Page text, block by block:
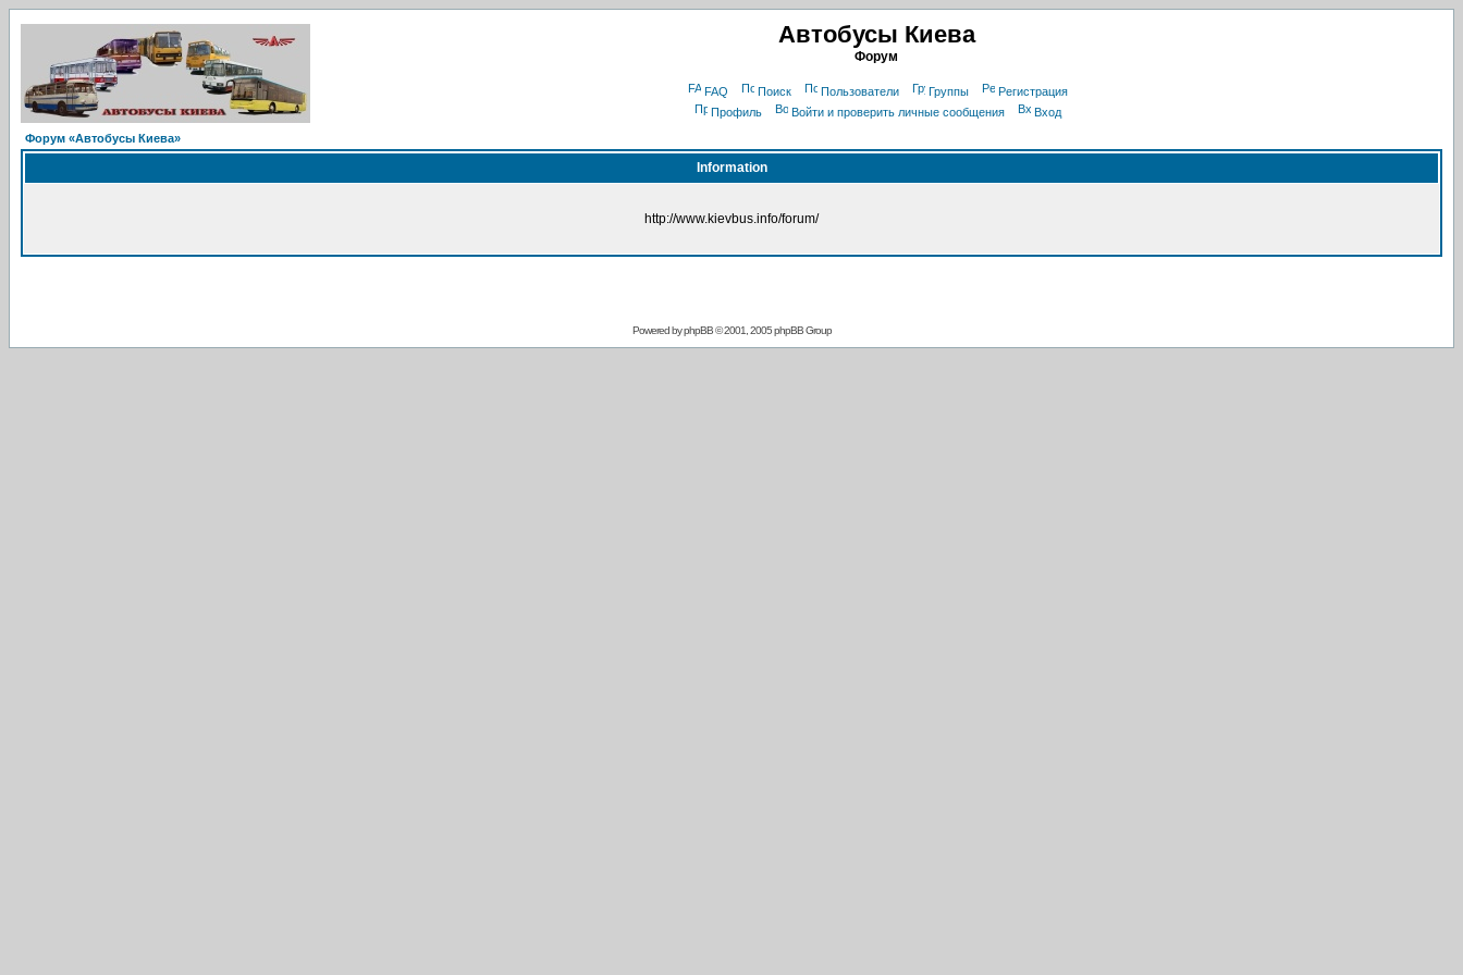
Автобусы Киева
Форум
FAQ Поиск Пользователи Группы
Регистрация
Профиль
Войти и проверить личные сообщения
Вход
Форум «Автобусы Киева»
Information
http://www.kievbus.info/forum/
Powered byphpBB© 2001, 2005 phpBB Group